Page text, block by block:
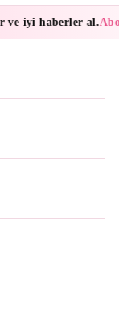
ve iyi haberler al.